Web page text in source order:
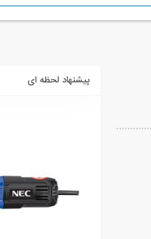
پیشنهاد لحظه ای